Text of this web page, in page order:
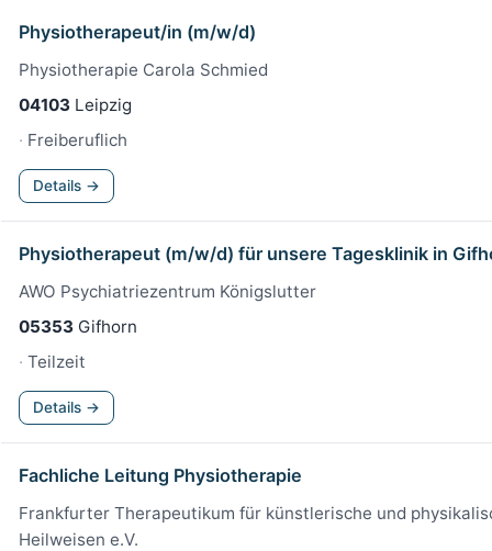
Physiotherapeut/in (m/w/d)
Physiotherapie Carola Schmied
04103 Leipzig
Freiberuflich
Details →
Physiotherapeut (m/w/d) für unsere Tagesklinik in
AWO Psychiatriezentrum Königslutter
05353 Gifhorn
Teilzeit
Details →
Fachliche Leitung Physiotherapie
Frankfurter Therapeutikum für künstlerische und
Heilweisen e.V.